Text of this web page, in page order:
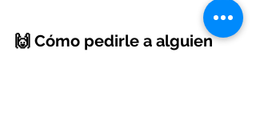
🙌 Cómo pedirle a alguien